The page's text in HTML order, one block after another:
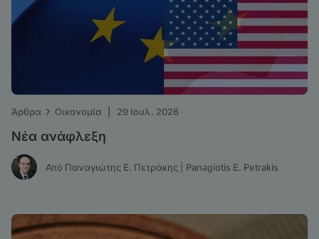
Άρθρα › Οικονομία 29 Ιουλ. 2026
Νέα ανάφλεξη
Από Παναγιώτης Ε. Πετράκης | Panagiotis E. Petrakis